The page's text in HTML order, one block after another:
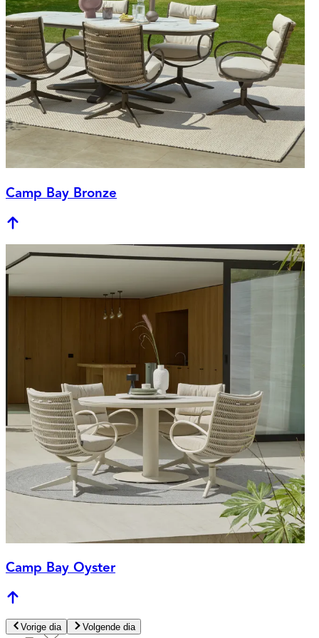
Camp Bay Bronze
Camp Bay Oyster
Vorige dia Volgende dia